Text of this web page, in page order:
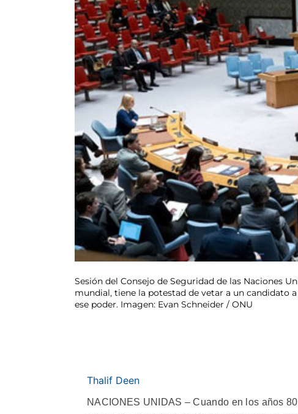
Sesión del Consejo de Seguridad de las Naciones
mundial, tiene la potestad de vetar a un candidato
ese poder. Imagen: Evan Schneider / ONU
Thalif Deen
NACIONES UNIDAS – Cuando en los años